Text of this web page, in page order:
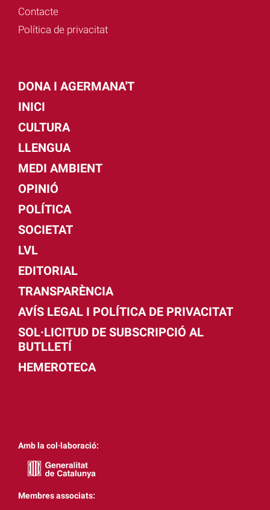
Contacte
Política de privacitat
DONA I AGERMANA'T
INICI
CULTURA
LLENGUA
MEDI AMBIENT
OPINIÓ
POLÍTICA
SOCIETAT
LVL
EDITORIAL
TRANSPARÈNCIA
AVÍS LEGAL I POLÍTICA DE PRIVACITAT
SOL·LICITUD DE SUBSCRIPCIÓ AL
BUTLLETÍ
HEMEROTECA
Amb la col·laboració:
Membres associats: